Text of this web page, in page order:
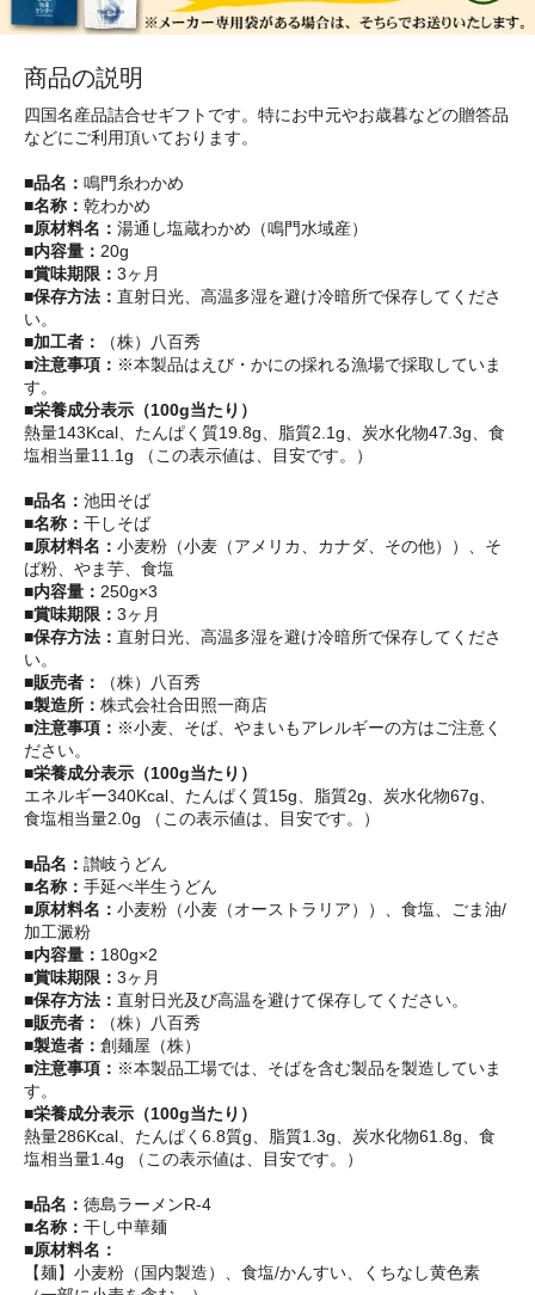
商品の説明
四国名産品詰合せギフトです。特にお中元やお歳暮などの贈答品
などにご利用頂いております。
■品名： 鳴門糸わかめ
■名称： 乾わかめ
■原材料名： 湯通し塩蔵わかめ（鳴門水域産）
■内容量： 20g
■賞味期限： 3ヶ月
■保存方法： 直射日光、高温多湿を避け冷暗所で保存してくださ
い。
■加工者：
（株）八百秀
■注意事項： ※本製品はえび・かにの採れる漁場で採取していま
す。
■栄養成分表示（100g当たり）
熱量143Kcal、たんぱく質19.8g、脂質2.1g、炭水化物47.3g、食
塩相当量11.1g （この表示値は、目安です。）
■品名： 池田そば
■名称： 干しそば
■原材料名： 小麦粉（小麦（アメリカ、カナダ、その他））、そ
ば粉、やま芋、食塩
■内容量： 250g×3
■賞味期限： 3ヶ月
■保存方法： 直射日光、高温多湿を避け冷暗所で保存してくださ
い。
■販売者：
（株）八百秀
■製造所： 株式会社合田照一商店
■注意事項： ※小麦、そば、やまいもアレルギーの方はご注意く
ださい。
■栄養成分表示（100g当たり）
エネルギー340Kcal、たんぱく質15g、脂質2g、炭水化物67g、
食塩相当量2.0g （この表示値は、目安です。）
■品名： 讃岐うどん
■名称： 手延べ半生うどん
■原材料名： 小麦粉（小麦（オーストラリア））、食塩、ごま油/
加工澱粉
■内容量： 180g×2
■賞味期限： 3ヶ月
■保存方法： 直射日光及び高温を避けて保存してください。
■販売者：
（株）八百秀
■製造者： 創麺屋（株）
■注意事項： ※本製品工場では、そばを含む製品を製造していま
す。
■栄養成分表示（100g当たり）
熱量286Kcal、たんぱく6.8質g、脂質1.3g、炭水化物61.8g、食
塩相当量1.4g （この表示値は、目安です。）
■品名： 徳島ラーメンR-4
■名称： 干し中華麺
■原材料名：
【麺】小麦粉（国内製造）、食塩/かんすい、くちなし黄色素